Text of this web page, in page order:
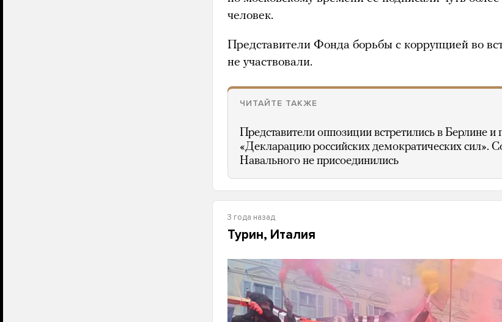
человек.
Представители Фонда борьбы с коррупцией во
не участвовали.
ЧИТАЙТЕ ТАКЖЕ
Представители оппозиции встретились в Берлине и
«Декларацию российских демократических сил».
Навального не присоединились
3 года назад
Турин, Италия